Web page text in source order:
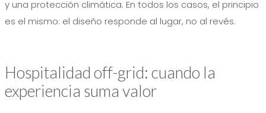
y una protección climática. En todos los casos, el principio
es el mismo: el diseño responde al lugar, no al revés.
Hospitalidad off-grid: cuando la
experiencia suma valor